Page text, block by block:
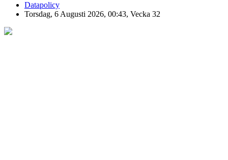
Datapolicy
Torsdag, 6 Augusti 2026, 00:43, Vecka 32